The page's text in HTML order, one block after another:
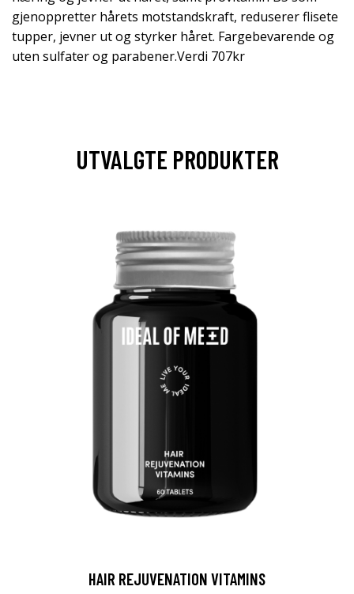
gjenoppretter hårets motstandskraft, reduserer flisete
tupper, jevner ut og styrker håret. Fargebevarende og
uten sulfater og parabener.Verdi 707kr
UTVALGTE PRODUKTER
HAIR REJUVENATION VITAMINS